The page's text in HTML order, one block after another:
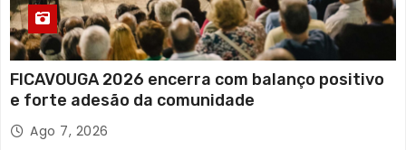
FICAVOUGA 2026 encerra com balanço positivo
e forte adesão da comunidade
Ago 7, 2026